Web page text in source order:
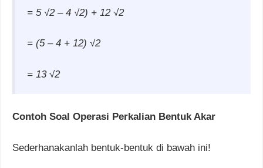
= 5 √2 – 4 √2) + 12 √2
= (5 – 4 + 12) √2
= 13 √2
Contoh Soal Operasi Perkalian Bentuk Akar
Sederhanakanlah bentuk-bentuk di bawah ini!